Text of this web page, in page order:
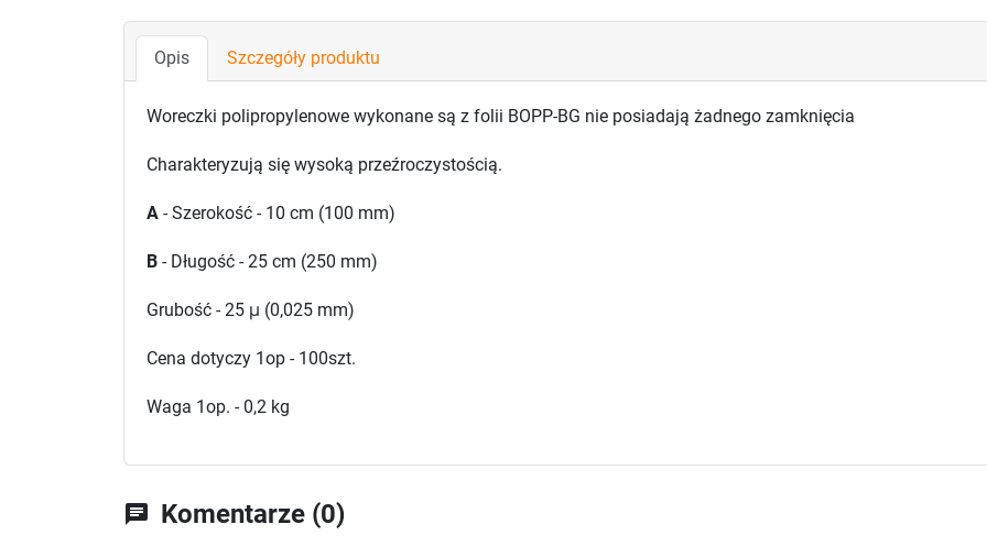
Opis Szczegóły produktu
Woreczki polipropylenowe wykonane są z folii BOPP-BG nie posiadają żadnego zamknięcia
Charakteryzują się wysoką przeźroczystością.
A - Szerokość - 10 cm (100 mm)
B - Długość - 25 cm (250 mm)
Grubość - 25 μ (0,025 mm)
Cena dotyczy 1op - 100szt.
Waga 1op. - 0,2 kg
chat Komentarze (0)